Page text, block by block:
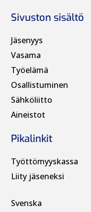
Sivuston sisältö
Jäsenyys
Vasama
Työelämä
Osallistuminen
Sähköliitto
Aineistot
Pikalinkit
Työttömyyskassa
Liity jäseneksi
Svenska